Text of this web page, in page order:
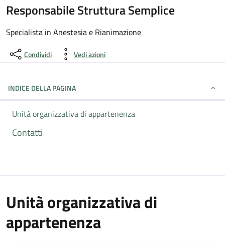
Responsabile Struttura Semplice
Dettagli della persona
Specialista in Anestesia e Rianimazione
Condividi Vedi azioni
INDICE DELLA PAGINA
Unità organizzativa di appartenenza
Contatti
Unità organizzativa di
appartenenza